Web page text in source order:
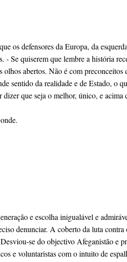
os defensores da Europa, da
Se quiserem que lembre a história
abertos. Não é com
sentido da realidade e de Estado, o
que seja o melhor, único, e
e escolha inigualável e
denunciar. A coberto da luta
se do objectivo Afeganistão e
e voluntaristas com o intuito de